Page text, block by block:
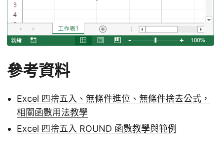
參考資料
Excel 四捨五入、無條件進位、無條件捨去公式，
相關函數用法教學
Excel 四捨五入 ROUND 函數教學與範例